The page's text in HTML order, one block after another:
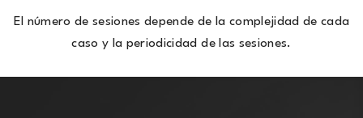
El número de sesiones depende de la complejidad de cada
caso y la periodicidad de las sesiones.